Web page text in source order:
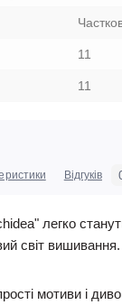
11
11
Відгуків
легко
світ вишивання.
мотиви і